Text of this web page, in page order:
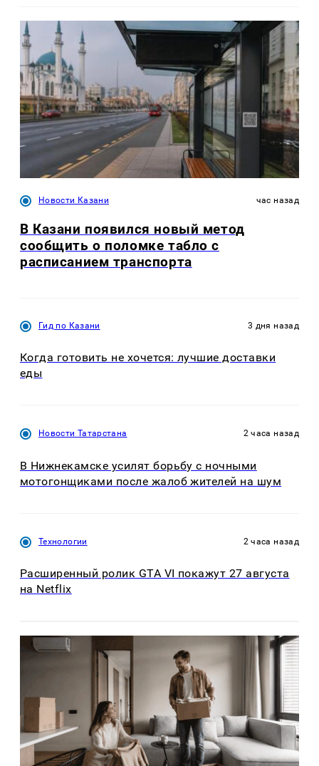
Новости Казани час назад
В Казани появился новый метод
сообщить о поломке табло с
расписанием транспорта
Гид по Казани 3 дня назад
Когда готовить не хочется: лучшие доставки
еды
Новости Татарстана 2 часа назад
В Нижнекамске усилят борьбу с ночными
мотогонщиками после жалоб жителей на шум
Технологии 2 часа назад
Расширенный ролик GTA VI покажут 27 августа
на Netflix